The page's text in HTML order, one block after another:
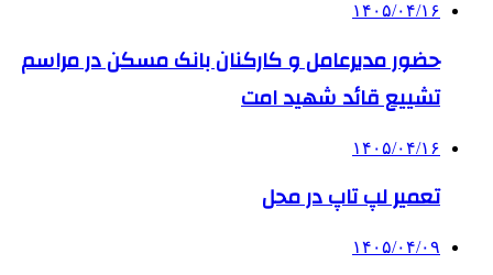
۱۴۰۵/۰۴/۱۶
حضور مدیرعامل و کارکنان بانک مسکن در مراسم
تشییع قائد شهید امت
۱۴۰۵/۰۴/۱۶
تعمیر لپ تاپ در محل
۱۴۰۵/۰۴/۰۹